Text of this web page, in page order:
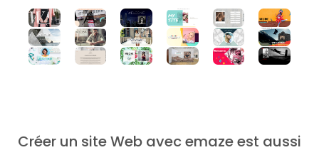
Créer un site Web avec emaze est aussi